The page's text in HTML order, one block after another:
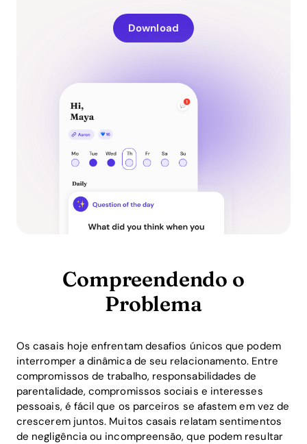
Download
Compreendendo o
Problema
Os casais hoje enfrentam desafios únicos que podem
interromper a dinâmica de seu relacionamento. Entre
compromissos de trabalho, responsabilidades de
parentalidade, compromissos sociais e interesses
pessoais, é fácil que os parceiros se afastem em vez de
crescerem juntos. Muitos casais relatam sentimentos
de negligência ou incompreensão, que podem resultar